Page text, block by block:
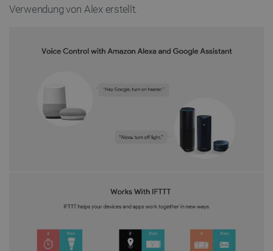
Verwendung von Alex erstellt.